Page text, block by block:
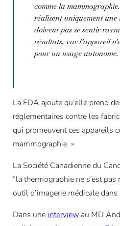
comme la
réalisent uniquement une
doivent pas se sentir
résultats, car l’appareil
pour un usage autonome.
La FDA ajoute qu’elle prend
réglementaires contre les
qui promeuvent ces appareils
mammographie. »
La Société Canadienne du
“la thermographie ne s’est
outil d’imagerie médicale dans
Dans une interviewau MD